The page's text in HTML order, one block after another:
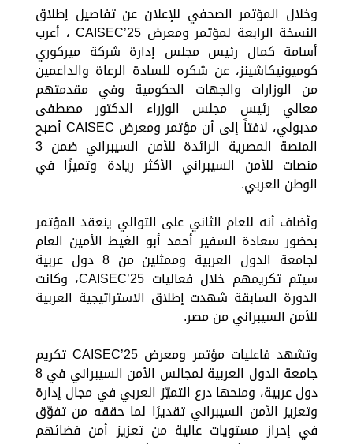
وخلال المؤتمر الصحفي للإعلان عن تفاصيل إطلاق
النسخة الرابعة لمؤتمر ومعرض CAISEC’25 ، أعرب
أسامة كمال رئيس مجلس إدارة شركة ميركوري
كوميونيكاشينز، عن شكره للسادة الرعاة والداعمين
من الوزارات والجهات الحكومية وفي مقدمتهم
معالي رئيس مجلس الوزراء الدكتور مصطفى
مدبولي، لافتاً إلى أن مؤتمر ومعرض CAISEC أصبح
المنصة المصرية الرائدة للأمن السيبراني ضمن 3
منصات للأمن السيبراني الأكثر ريادة وتميزًا في
الوطن العربي.
وأضاف أنه للعام الثاني على التوالي ينعقد المؤتمر
بحضور سعادة السفير أحمد أبو الغيط الأمين العام
لجامعة الدول العربية وممثلين من 8 دول عربية
سيتم تكريمهم خلال فعاليات CAISEC’25، وكانت
الدورة السابقة شهدت إطلاق الاستراتيجية العربية
للأمن السيبراني من مصر.
وتشهد فاعليات مؤتمر ومعرض CAISEC’25 تكريم
جامعة الدول العربية لمجالس الأمن السيبراني في 8
دول عربية، ومنحها درع التميّز العربي في مجال إدارة
وتعزيز الأمن السيبراني تقديرًا لما حققه من تفوّق
في إحراز مستويات عالية من تعزيز أمن فضائهم